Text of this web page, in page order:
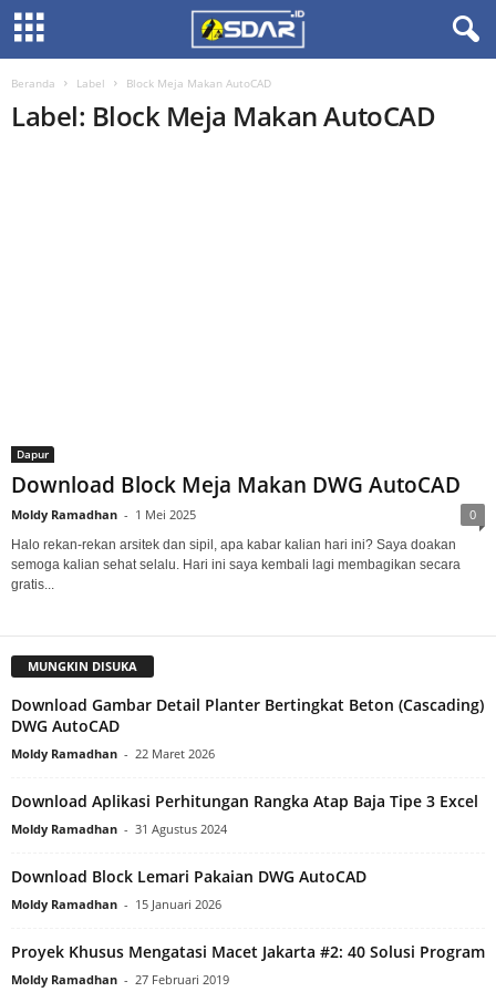
Beranda Label Block Meja Makan AutoCAD
Label: Block Meja Makan AutoCAD
Dapur
Download Block Meja Makan DWG AutoCAD
Moldy Ramadhan - 1 Mei 2025 0
Halo rekan-rekan arsitek dan sipil, apa kabar kalian hari ini? Saya doakan
semoga kalian sehat selalu. Hari ini saya kembali lagi membagikan secara
gratis...
MUNGKIN DISUKA
Download Gambar Detail Planter Bertingkat Beton (Cascading)
DWG AutoCAD
Moldy Ramadhan - 22 Maret 2026
Download Aplikasi Perhitungan Rangka Atap Baja Tipe 3 Excel
Moldy Ramadhan - 31 Agustus 2024
Download Block Lemari Pakaian DWG AutoCAD
Moldy Ramadhan - 15 Januari 2026
Proyek Khusus Mengatasi Macet Jakarta #2: 40 Solusi Program
Moldy Ramadhan - 27 Februari 2019